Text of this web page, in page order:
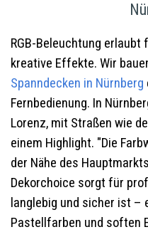
RGB-Beleuchtung
kreative Effekte. Wir
Spanndecken in Nürnberg
Fernbedienung. In
Lorenz, mit Straßen wie
einem Highlight. "Die
der Nähe des
Dekorchoice sorgt für
langlebig und sicher ist –
Pastellfarben und soften